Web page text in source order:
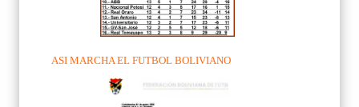
ASI MARCHA EL FUTBOL BOLIVIANO